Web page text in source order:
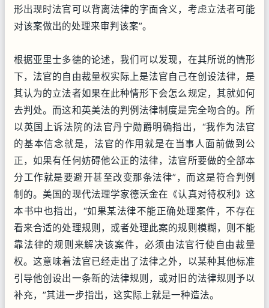
形出现时法官可以背离法律的字面含义，考虑立法者可能
对该案做出的处理来审判该案”。
根据亚里士多德的论述，我们可以发现，在其所说的情形
下，法官的自由裁量权实际上是法官自己在创设法律，是
其认为的立法者如果在此种情形下会怎么规定，其就如何
去判处。而这和英美法的判例法律制度是完全吻合的。所
以英国上诉法院的法官丹宁勋爵明确指出，“我作为法官
的基本信念就是，法官的作用就是在当事人面前做到公
正，如果有任何妨碍他公正的法律，法官所要做的全部本
分工作就是要避开甚至改变那条法律”，而这是符合判例
制的。美国的现代法理学家德沃金在《认真对待权利》这
本书中也指出，“如果某法律不能正确处理案件，不存在
看来合适的处理规则，或者处理此案的规则模糊，则不能
靠法律的规则来解决该案件，必须由法官行使自由裁量
权。这意味着法官已经走出了法律之外，以某种其他标准
引导他创设出一条新的法律规则，或对旧的法律规则予以
补充，”其进一步指出，这实际上就是一种造法。